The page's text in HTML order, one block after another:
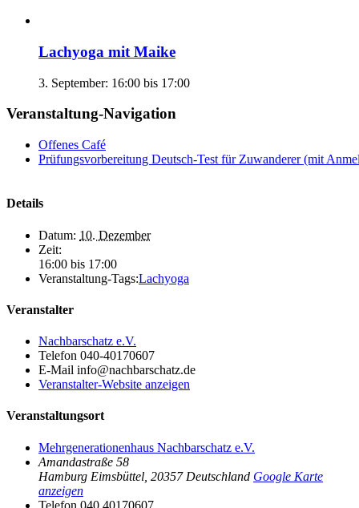
Lachyoga mit Maike
3. September: 16:00 bis 17:00
Veranstaltung-Navigation
Offenes Café
Prüfungsvorbereitung Deutsch-Test für Zuwanderer (mit
Details
Datum: 10. Dezember
Zeit:
16:00 bis 17:00
Veranstaltung-Tags:Lachyoga
Veranstalter
Nachbarschatz e.V.
Telefon 040-40170607
E-Mail info@nachbarschatz.de
Veranstalter-Website anzeigen
Veranstaltungsort
Mehrgenerationenhaus Nachbarschatz e.V.
Amandastraße 58
Hamburg Eimsbüttel 20357 Deutschland Google Karte
anzeigen
Telefon 040 40170607